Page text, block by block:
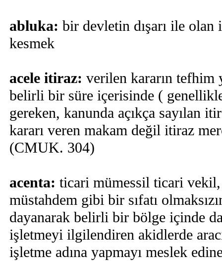
abluka: bir devletin dışarı ile
kesmek
acele itiraz: verilen kararın tefhim
belirli bir süre içerisinde (
gereken, kanunda açıkça sayılan
kararı veren makam değil itiraz
(CMUK. 304)
acenta: ticari mümessil ticari vekil,
müstahdem gibi bir sıfatı
dayanarak belirli bir bölge içinde
işletmeyi ilgilendiren akidlerde
işletme adına yapmayı meslek